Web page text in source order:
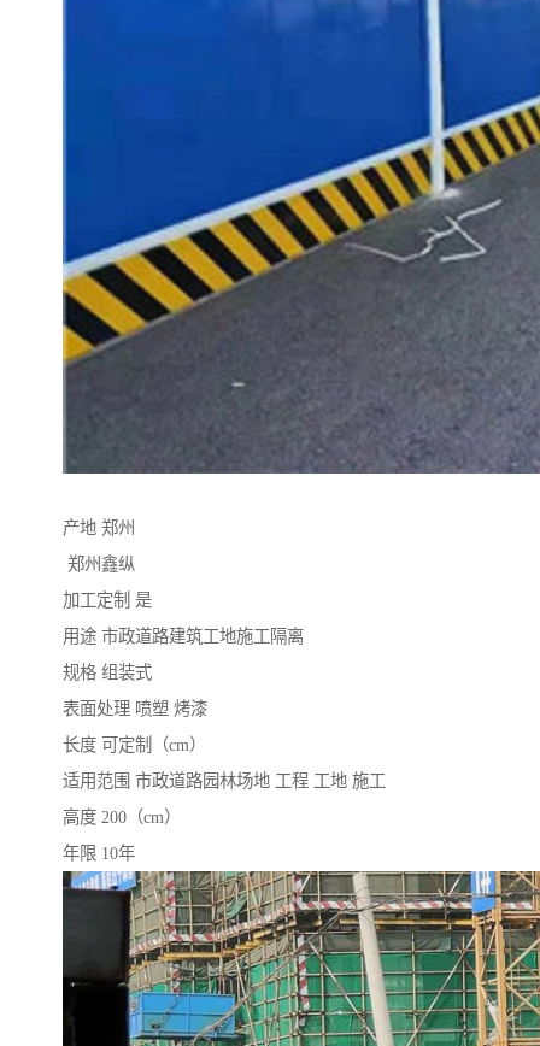
产地 郑州
郑州鑫纵
加工定制 是
用途 市政道路建筑工地施工隔离
规格 组装式
表面处理 喷塑 烤漆
长度 可定制（cm）
适用范围 市政道路园林场地 工程 工地 施工
高度 200（cm）
年限 10年